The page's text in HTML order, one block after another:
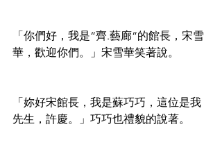
「你們好，我是“齊.藝廊“的館長，宋雪
華，歡迎你們。」宋雪華笑著說。
「妳好宋館長，我是蘇巧巧，這位是我
先生，許慶。」巧巧也禮貌的說著。